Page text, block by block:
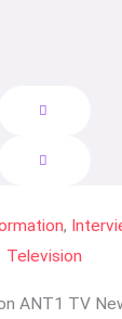
,
Television
ANT1 TV